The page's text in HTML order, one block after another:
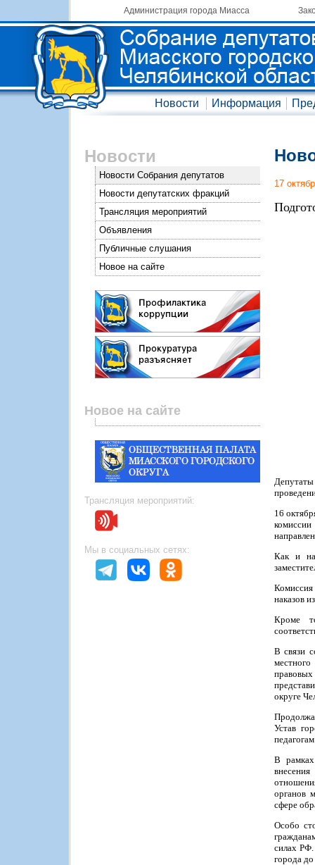
Администрация города Миасса
Новости Информация
Новости
Новости Собрания депутатов
Новости депутатских фракций
Трансляция мероприятий
Объявления
Публичные слушания
Новое на сайте
Новое на сайте
Трансляция мероприятий:
Мы в социальных сетях:
17
Депутаты
16
Как и на
Комиссия
наказов
Кроме
В связи
округе
Устав
В рамках
органов
сфере
Особо
силах
города